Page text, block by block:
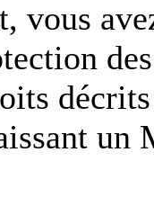
vous
un